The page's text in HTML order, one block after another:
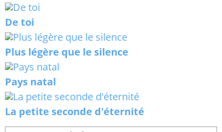
De toi
Plus légère que le silence
Pays natal
La petite seconde d'éternité